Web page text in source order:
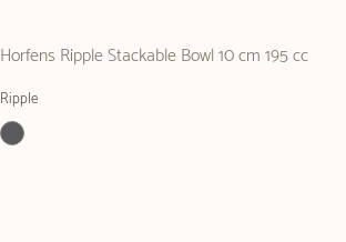
Horfens Ripple Stackable Bowl 10 cm 195 cc
Ripple